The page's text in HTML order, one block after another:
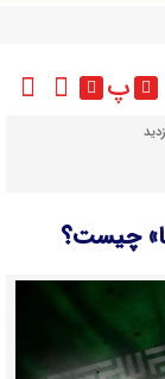
پ
چیست؟